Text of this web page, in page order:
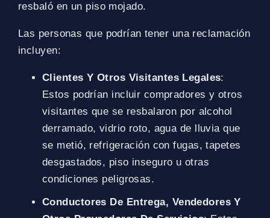
resbaló en un piso mojado.
Las personas que podrían tener una reclamación
incluyen:
Clientes Y Otros Visitantes Legales:
Estos podrían incluir compradores y otros
visitantes que se resbalaron por alcohol
derramado, vidrio roto, agua de lluvia que
se metió, refrigeración con fugas, tapetes
desgastados, piso inseguro u otras
condiciones peligrosas.
Conductores De Entrega, Vendedores Y